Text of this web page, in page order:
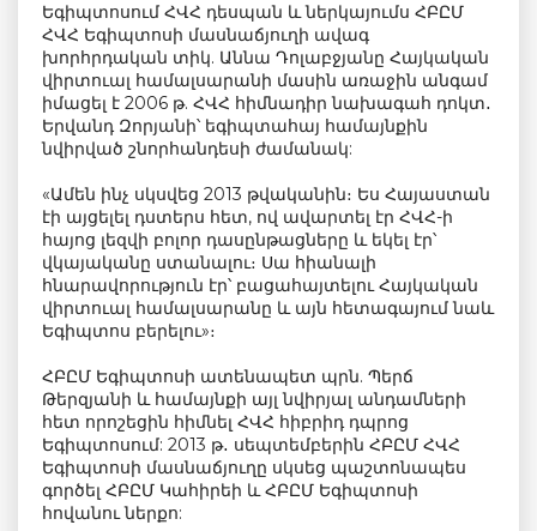
Եգիպտոսում ՀՎՀ դեսպան և ներկայումս ՀԲԸՄ
ՀՎՀ Եգիպտոսի մասնաճյուղի ավագ
խորհրդական տիկ. Աննա Դոլաբջյանը Հայկական
վիրտուալ համալսարանի մասին առաջին անգամ
իմացել է 2006 թ. ՀՎՀ հիմնադիր նախագահ դոկտ․
Երվանդ Զորյանի՝ եգիպտահայ համայնքին
նվիրված շնորհանդեսի ժամանակ:
«Ամեն ինչ սկսվեց 2013 թվականին։ Ես Հայաստան
էի այցելել դստերս հետ, ով ավարտել էր ՀՎՀ-ի
հայոց լեզվի բոլոր դասընթացները և եկել էր՝
վկայականը ստանալու։ Սա հիանալի
հնարավորություն էր՝ բացահայտելու Հայկական
վիրտուալ համալսարանը և այն հետագայում նաև
Եգիպտոս բերելու»։
ՀԲԸՄ Եգիպտոսի ատենապետ պրն. Պերճ
Թերզյանի և համայնքի այլ նվիրյալ անդամների
հետ որոշեցին հիմնել ՀՎՀ հիբրիդ դպրոց
Եգիպտոսում: 2013 թ․ սեպտեմբերին ՀԲԸՄ ՀՎՀ
Եգիպտոսի մասնաճյուղը սկսեց պաշտոնապես
գործել ՀԲԸՄ Կահիրեի և ՀԲԸՄ Եգիպտոսի
հովանու ներքո: